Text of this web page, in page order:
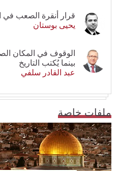
قرار أنقرة الصعب في
يحيى بوستان
الوقوف في المكان
بينما يُكتب التاريخ
عبد القادر سلفي
ملفات خاصة